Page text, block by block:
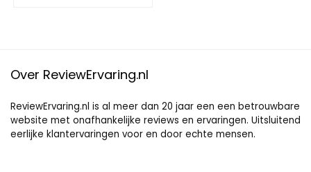
Over ReviewErvaring.nl
ReviewErvaring.nl is al meer dan 20 jaar een een betrouwbare
website met onafhankelijke reviews en ervaringen. Uitsluitend
eerlijke klantervaringen voor en door echte mensen.